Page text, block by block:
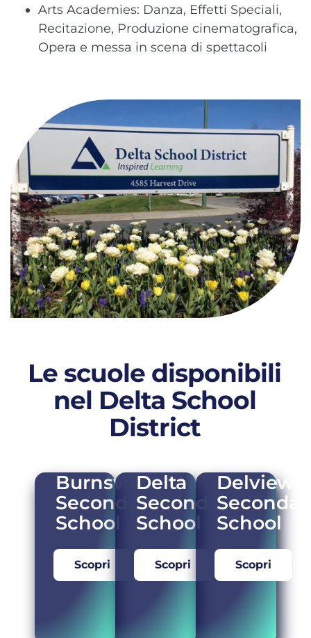
Arts Academies: Danza, Effetti Speciali,
Recitazione, Produzione cinematografica,
Opera e messa in scena di spettacoli
Le scuole disponibili
nel Delta School
District
Burnsview
Secondary
School
Scopri
Delta
Secondary
School
Scopri
Delview
School
Scopri